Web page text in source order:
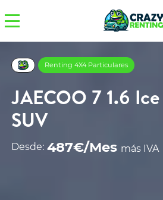
Renting 4X4 Particulares
JAECOO 7 1.6
SUV
Desde: 487€/Mes más IVA